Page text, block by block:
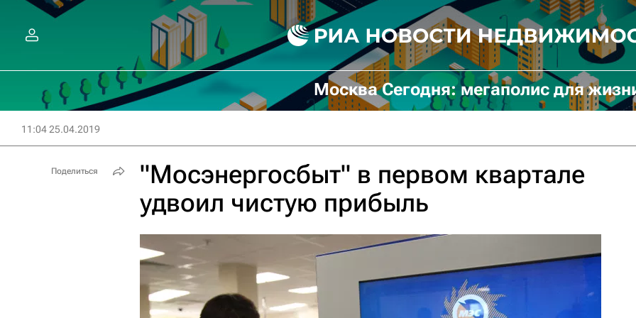
Москва Сегодня: мегаполис для
11:04 25.04.2019
"Мосэнергосбыт" в первом квартале
удвоил чистую прибыль
Поделиться